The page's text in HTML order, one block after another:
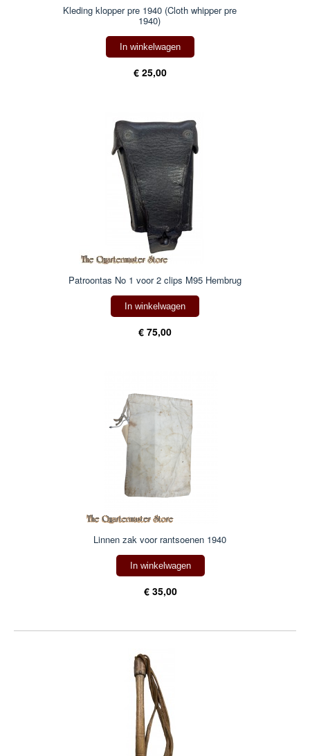
Kleding klopper pre 1940 (Cloth whipper pre
1940)
In winkelwagen
€ 25,00
Patroontas No 1 voor 2 clips M95 Hembrug
In winkelwagen
€ 75,00
Linnen zak voor rantsoenen 1940
In winkelwagen
€ 35,00